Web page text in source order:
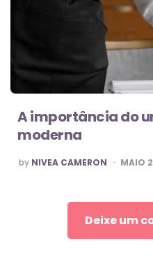
A importância do
moderna
POSTED
BY
by NIVEA CAMERON MAIO
Deixe um